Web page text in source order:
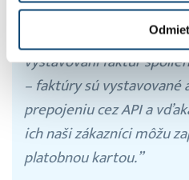
“Na Slovensku máme
pre elektromobily. Od
vystavovaní faktúr
– faktúry sú
prepojeniu cez API a
ich naši zákazníci môžu
platobnou kartou.”